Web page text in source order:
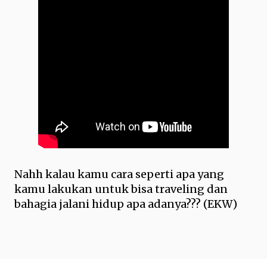
Nahh kalau kamu cara seperti apa yang
kamu lakukan untuk bisa traveling dan
bahagia jalani hidup apa adanya??? (EKW)